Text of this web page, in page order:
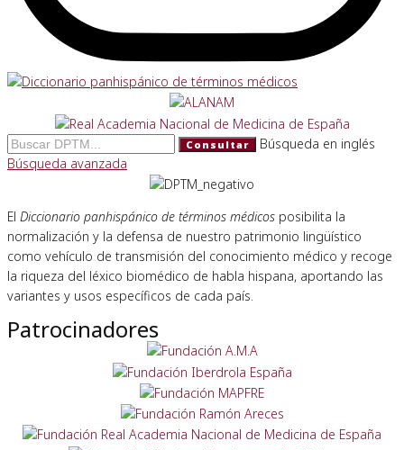
Consultar
Búsqueda en inglés
Búsqueda avanzada
El Diccionario panhispánico de términos médicos posibilita la
normalización y la defensa de nuestro patrimonio lingüístico
como vehículo de transmisión del conocimiento médico y recoge
la riqueza del léxico biomédico de habla hispana, aportando las
variantes y usos específicos de cada país.
Patrocinadores